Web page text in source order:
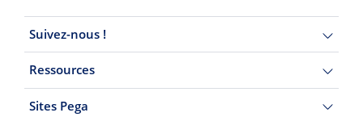
Suivez-nous !
Ressources
Sites Pega